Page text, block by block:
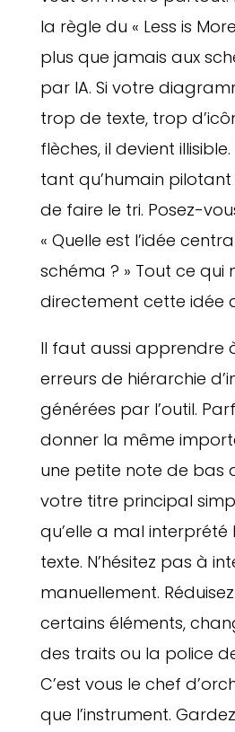
la règle du « Less is
plus que jamais aux
par IA. Si votre
trop de texte, trop
flèches, il devient
tant qu’humain pilotant
de faire le tri. Posez-
« Quelle est l’idée
schéma ? » Tout ce qui
directement cette idée
Il faut aussi apprendre
erreurs de hiérarchie
générées par l’outil.
donner la même
une petite note de bas
votre titre principal
qu’elle a mal
texte. N’hésitez pas à
manuellement.
certains éléments,
des traits ou la police
C’est vous le chef
que l’instrument.